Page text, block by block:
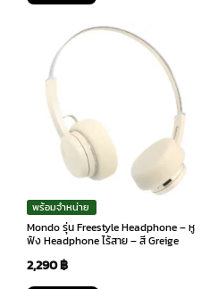
พร้อมจำหน่าย
Mondo รุ่น Freestyle Headphone – หู
ฟัง Headphone ไร้สาย – สี Greige
2,290฿